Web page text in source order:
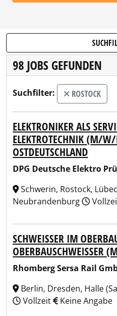
98 JOBS GEFUNDEN
Suchfilter: ROSTOCK
ELEKTRONIKER ALS
ELEKTROTECHNIK (M/
OSTDEUTSCHLAND
DPG Deutsche Elektro
Schwerin, Rostock,
Neubrandenburg
SCHWEISSER IM
BERBAUSCHWEISSER
Rhomberg Sersa Rail
Berlin, Dresden, Halle
Vollzeit
Keine Angabe